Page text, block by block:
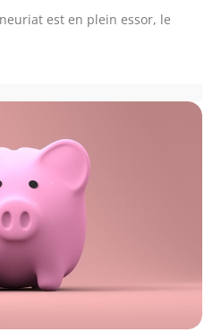
est en plein essor, le